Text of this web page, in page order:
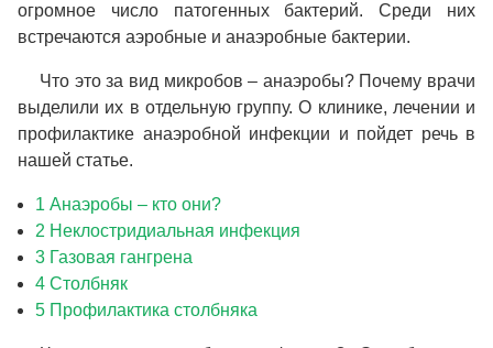
огромное число патогенных бактерий. Среди них
встречаются аэробные и анаэробные бактерии.
Что это за вид микробов – анаэробы? Почему врачи
выделили их в отдельную группу. О клинике, лечении и
профилактике анаэробной инфекции и пойдет речь в
нашей статье.
1 Анаэробы – кто они?
2 Неклостридиальная инфекция
3 Газовая гангрена
4 Столбняк
5 Профилактика столбняка